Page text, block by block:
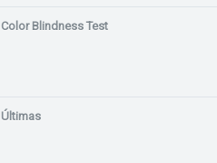
Color Blindness Test
Últimas